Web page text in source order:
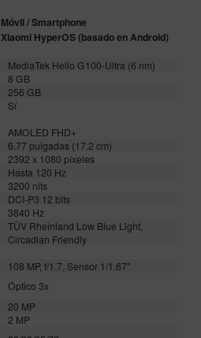
Móvil / Smartphone
Xiaomi HyperOS (basado en Android)
MediaTek Helio G100-Ultra (6 nm)
8 GB
256 GB
Sí
AMOLED FHD+
6.77 pulgadas (17.2 cm)
2392 x 1080 píxeles
Hasta 120 Hz
3200 nits
DCI-P3 12 bits
3840 Hz
TÜV Rheinland Low Blue Light,
Circadian Friendly
108 MP, f/1.7, Sensor 1/1.67"
Óptico 3x
20 MP
2 MP